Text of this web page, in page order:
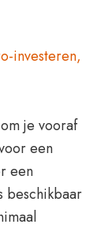
investeren,
je vooraf
een
een
beschikbaar